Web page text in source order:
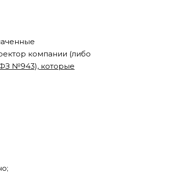
компании (либо
№943), которые